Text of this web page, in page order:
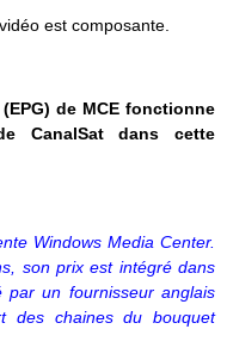
est composante.
de MCE fonctionne
CanalSat dans cette
Windows Media Center.
son prix est intégré dans
par un fournisseur anglais
des chaines du bouquet